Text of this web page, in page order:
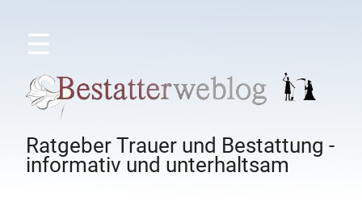
☰
Ratgeber Trauer und Bestattung -
informativ und unterhaltsam